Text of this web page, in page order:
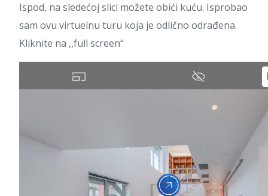
Ispod, na sledećoj slici možete obići kuću. Isprobao
sam ovu virtuelnu turu koja je odlično odrađena.
Kliknite na ,,full screen“